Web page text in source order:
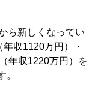
ら新しくなってい
収1120万円）・
年収1220万円）を
。